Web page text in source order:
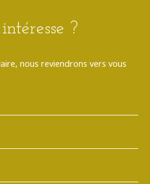
?
nous reviendrons vers vous